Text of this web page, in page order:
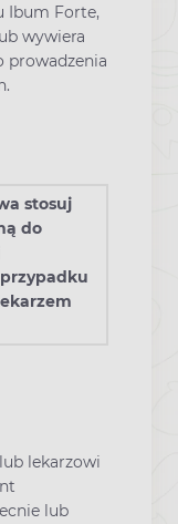
Ibum Forte,
wywiera
prowadzenia
stosuj
do
lekarzowi
lub